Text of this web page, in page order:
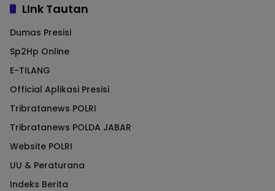
LInk Tautan
Dumas Presisi
Sp2Hp Online
E-TILANG
Official Aplikasi Presisi
Tribratanews POLRI
Tribratanews POLDA JABAR
Website POLRI
UU & Peraturana
Indeks Berita